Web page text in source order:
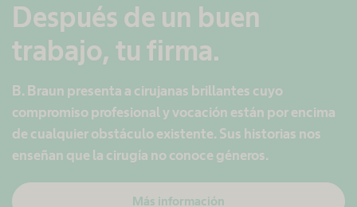
Después de un buen
trabajo, tu firma.
B. Braun presenta a cirujanas brillantes cuyo
compromiso profesional y vocación están por encima
de cualquier obstáculo existente. Sus historias nos
enseñan que la cirugía no conoce géneros.
Más información